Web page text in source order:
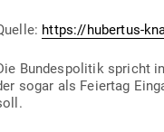
https://hubertus-
Bun­des­po­litik spricht
sogar als Fei­ertag